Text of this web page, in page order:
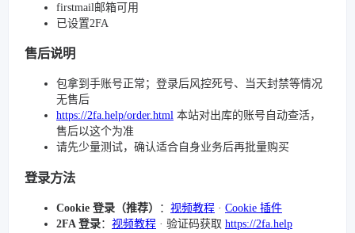
firstmail邮箱可用
已设置2FA
售后说明
包拿到手账号正常；登录后风控死号、当天封禁等情况
无售后
https://2fa.help/order.html 本站对出库的账号自动查活，
售后以这个为准
请先少量测试，确认适合自身业务后再批量购买
登录方法
Cookie 登录（推荐） ： 视频教程 · Cookie 插件
2FA 登录： 视频教程 · 验证码获取 https://2fa.help